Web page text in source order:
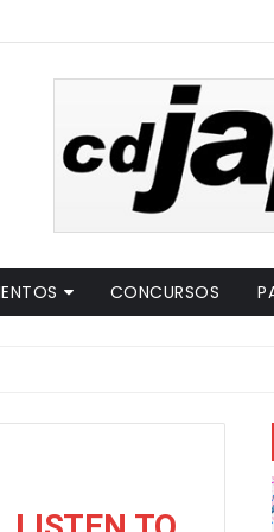
CONCURSOS